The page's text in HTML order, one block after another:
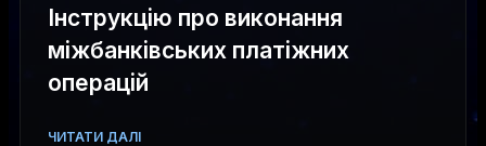
Інструкцію про виконання
міжбанківських платіжних
операцій
ЧИТАТИ ДАЛІ